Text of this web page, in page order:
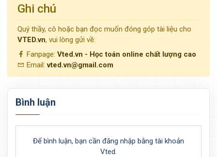
Ghi chú
Quý thầy, cô hoặc bạn đọc muốn đóng góp tài liệu cho
VTED.vn, vui lòng gửi về:
Fanpage: Vted.vn - Học toán online chất lượng cao
Email:vted.vn@gmail.com
Bình luận
Để bình luận, bạn cần đăng nhập bằng tài khoản
Vted.